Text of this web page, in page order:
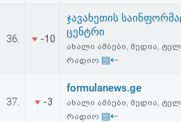
36. -10
ჯავახეთის
ცენტრი
ახალი ამბები, მედია,
რადიო ▤⇠
37. -3
formulanews.ge
ახალი ამბები, მედია,
რადიო ▤⇠